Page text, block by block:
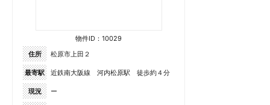
物件ID：10029
住所
松原市上田２
最寄駅 近鉄南大阪線 河内松原駅 徒歩約４分
現況 ー